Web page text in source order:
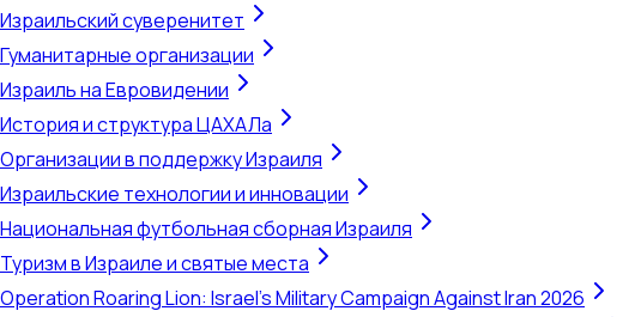
Израильский суверенитет
Гуманитарные организации
Израиль на Евровидении
История и структура ЦАХАЛа
Организации в поддержку Израиля
Израильские технологии и инновации
Национальная футбольная сборная Израиля
Туризм в Израиле и святые места
Operation Roaring Lion: Israel's Military Campaign Against Iran 2026